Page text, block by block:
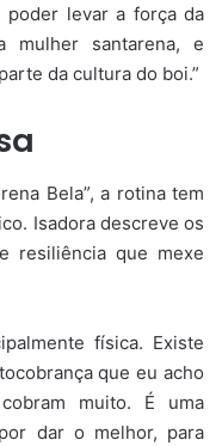
poder levar a força da
mulher santarena, e
da cultura do boi.”
Bela”, a rotina tem
Isadora descreve os
resiliência que mexe
física. Existe
que eu acho
muito. É uma
dar o melhor, para